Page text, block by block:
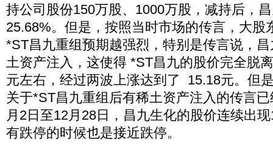
持公司股份150万股、1000万股，减持后，
25.68%。但是，按照当时市场的传言，大股
*ST昌九重组预期越强烈，特别是传言说，
土资产注入，这使得 *ST昌九的股价完全脱
元左右，经过两波上涨达到了 15.18元。但
关于*ST昌九重组后有稀土资产注入的传言
月2日至12月28日，昌九生化的股价连续出
有跌停的时候也是接近跌停。